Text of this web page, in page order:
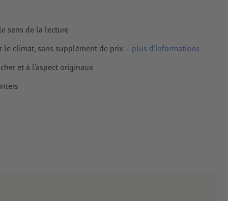
sens de la lecture
climat, sans supplément de prix – plus d’informations
et à l’aspect originaux